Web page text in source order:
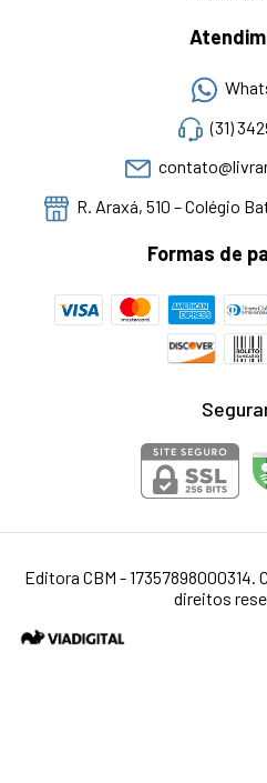
(31)
R. Araxá, 510 – Colégio
Formas de
Editora CBM -
direitos